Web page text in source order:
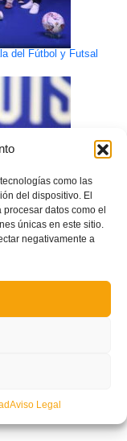
como las
del dispositivo. El
datos como el
únicas en este sitio.
negativamente a
Aviso Legal
del Fútbol y Futsal
fecha)